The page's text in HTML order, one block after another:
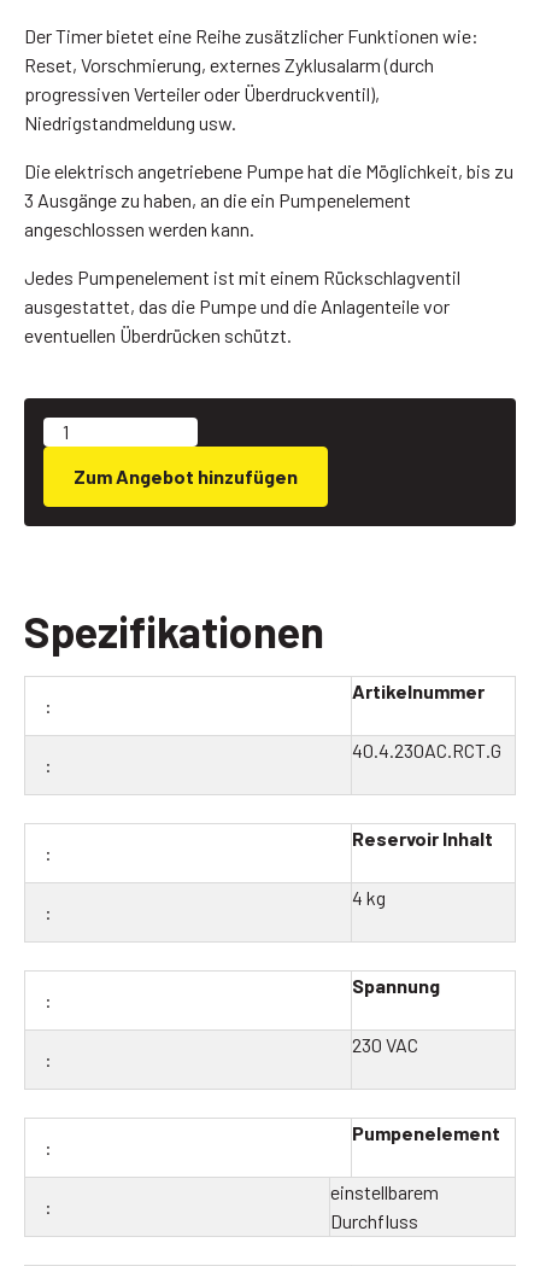
Der Timer bietet eine Reihe zusätzlicher Funktionen wie:
Reset, Vorschmierung, externes Zyklusalarm (durch
progressiven Verteiler oder Überdruckventil),
Niedrigstandmeldung usw.
Die elektrisch angetriebene Pumpe hat die Möglichkeit, bis zu
3 Ausgänge zu haben, an die ein Pumpenelement
angeschlossen werden kann.
Jedes Pumpenelement ist mit einem Rückschlagventil
ausgestattet, das die Pumpe und die Anlagenteile vor
eventuellen Überdrücken schützt.
Zum Angebot hinzufügen
Spezifikationen
Artikelnummer
40.4.230AC.RCT.G
Reservoir Inhalt
4 kg
Spannung
230 VAC
Pumpenelement
einstellbarem
Durchfluss